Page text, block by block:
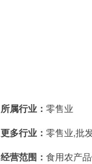
所属行业： 零售业
更多行业： 零售业,批
经营范围： 食用农产